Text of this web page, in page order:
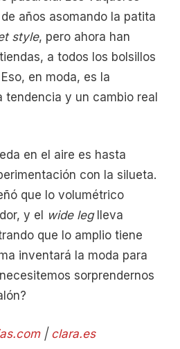
años asomando la patita
style, pero ahora han
a todos los bolsillos
en moda, es la
tendencia y un cambio real
en el aire es hasta
con la silueta.
que lo volumétrico
y el
wide leglleva
que lo amplio tiene
inventará la moda para
sorprendernos
| clara.es